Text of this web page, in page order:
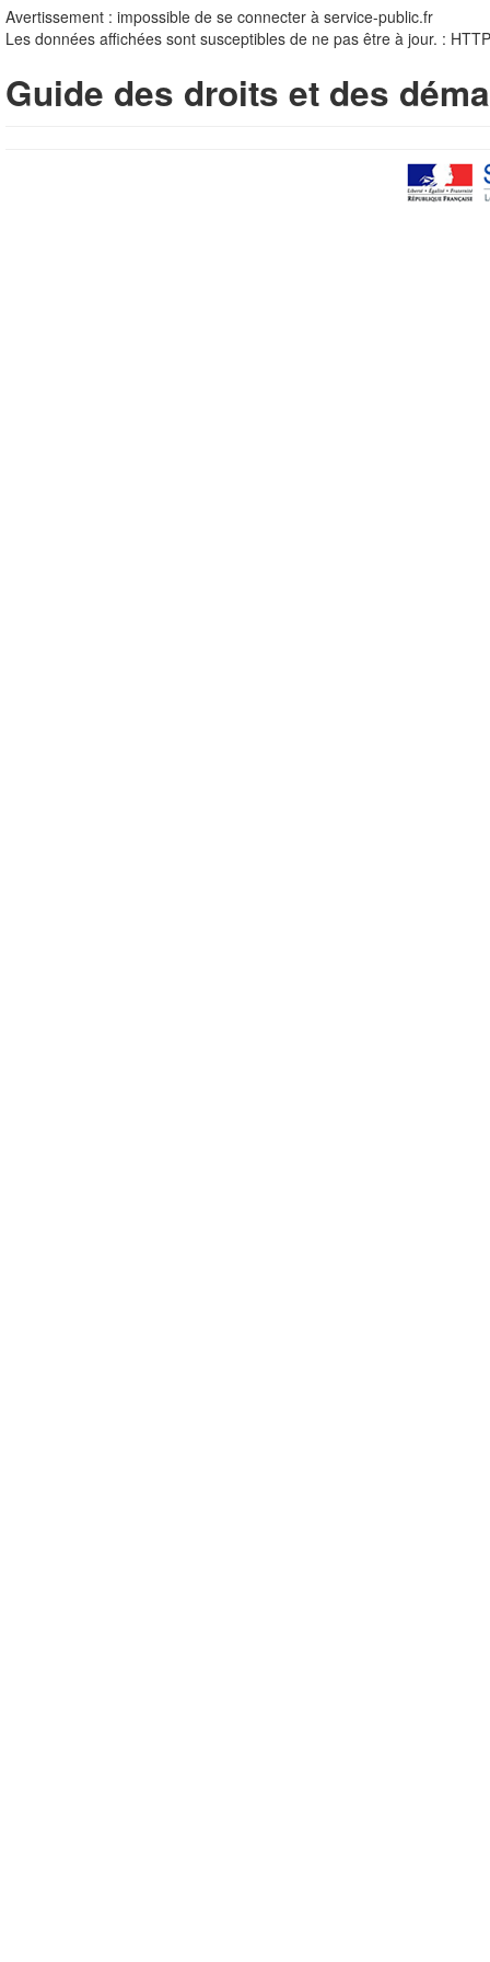
Avertissement : impossible de se connecter à service-public.fr
Les données affichées sont susceptibles de ne pas être à jour. :
Guide des droits et des